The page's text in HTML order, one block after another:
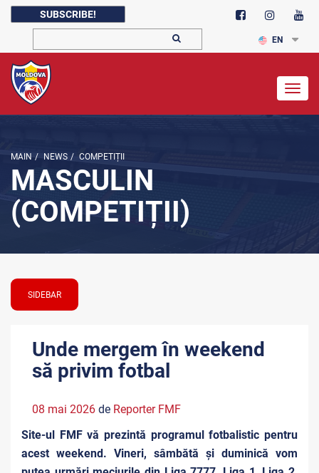
SUBSCRIBE!
EN
MAIN / NEWS / COMPETIȚII
MASCULIN
(COMPETIȚII)
SIDEBAR
Unde mergem în weekend
să privim fotbal
08 mai 2026 de Reporter FMF
Site-ul FMF vă prezintă programul fotbalistic pentru
acest weekend. Vineri, sâmbătă și duminică vom